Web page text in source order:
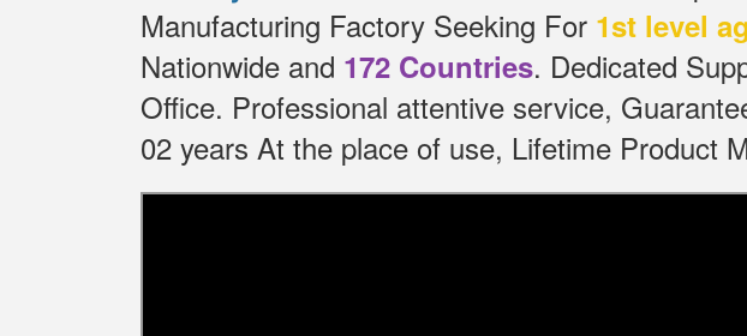
Manufacturing Factory Seeking For 1st level
Nationwide and 172 Countries. Dedicated
Office. Professional attentive service,
02 years At the place of use, Lifetime Product